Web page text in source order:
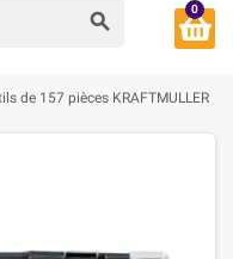
search
0
de 157 pièces KRAFTMULLER